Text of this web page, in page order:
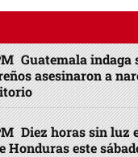
Guatemala indaga
asesinaron a
Diez horas sin luz
Honduras este